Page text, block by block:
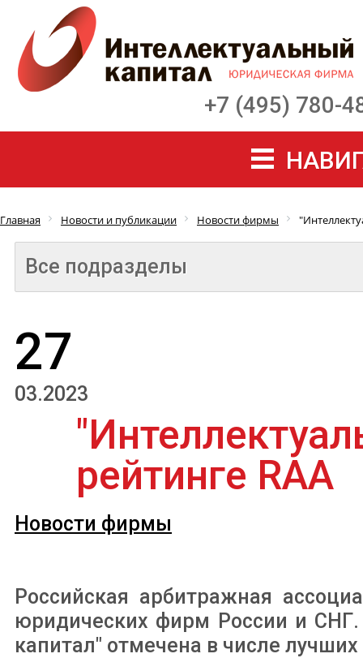
+7 (495) 780-
Главная Новости и публикации Новости фирмы
27
03.2023
рейтинге RAA
Новости фирмы
Российская арбитражная
юридических фирм России и
капитал" отмечена в числе
Все подразделы